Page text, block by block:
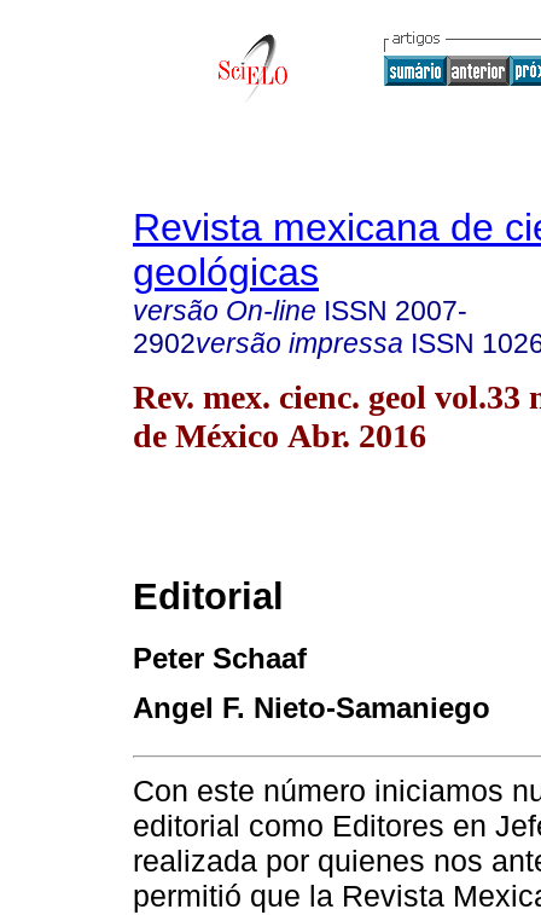
Revista mexicana de
geológicas
versão On-line ISSN 2007-
2902versão impressa ISSN
Rev. mex. cienc. geol vol.33
de México Abr. 2016
Editorial
Peter Schaaf
Angel F. Nieto-Samaniego
Con este número iniciamos
editorial como Editores en
realizada por quienes nos
permitió que la Revista